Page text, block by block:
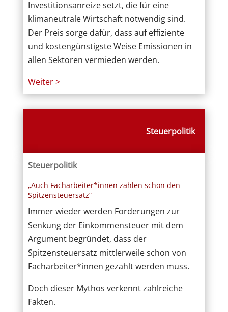
Investitionsanreize setzt, die für eine
klimaneutrale Wirtschaft notwendig sind.
Der Preis sorge dafür, dass auf effiziente
und kostengünstigste Weise Emissionen in
allen Sektoren vermieden werden.
Weiter >
Steuerpolitik
Steuerpolitik
„Auch Facharbeiter*innen zahlen schon den
Spitzensteuersatz“
Immer wieder werden Forderungen zur
Senkung der Einkommensteuer mit dem
Argument begründet, dass der
Spitzensteuersatz mittlerweile schon von
Facharbeiter*innen gezahlt werden muss.
Doch dieser Mythos verkennt zahlreiche
Fakten.